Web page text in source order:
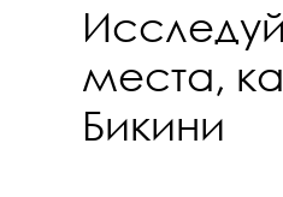
места,
Бикини